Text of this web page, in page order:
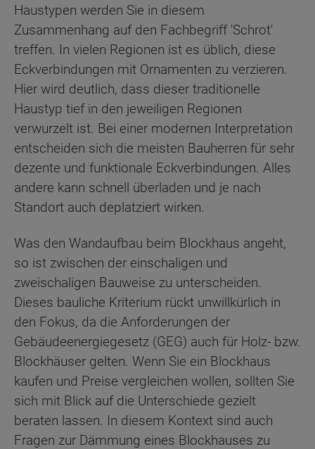
Haustypen werden Sie in diesem
Zusammenhang auf den Fachbegriff 'Schrot'
treffen. In vielen Regionen ist es üblich, diese
Eckverbindungen mit Ornamenten zu verzieren.
Hier wird deutlich, dass dieser traditionelle
Haustyp tief in den jeweiligen Regionen
verwurzelt ist. Bei einer modernen Interpretation
entscheiden sich die meisten Bauherren für sehr
dezente und funktionale Eckverbindungen. Alles
andere kann schnell überladen und je nach
Standort auch deplatziert wirken.
Was den Wandaufbau beim Blockhaus angeht,
so ist zwischen der einschaligen und
zweischaligen Bauweise zu unterscheiden.
Dieses bauliche Kriterium rückt unwillkürlich in
den Fokus, da die Anforderungen der
Gebäudeenergiegesetz (GEG) auch für Holz- bzw.
Blockhäuser gelten. Wenn Sie ein Blockhaus
kaufen und Preise vergleichen wollen, sollten Sie
sich mit Blick auf die Unterschiede gezielt
beraten lassen. In diesem Kontext sind auch
Fragen zur Dämmung eines Blockhauses zu